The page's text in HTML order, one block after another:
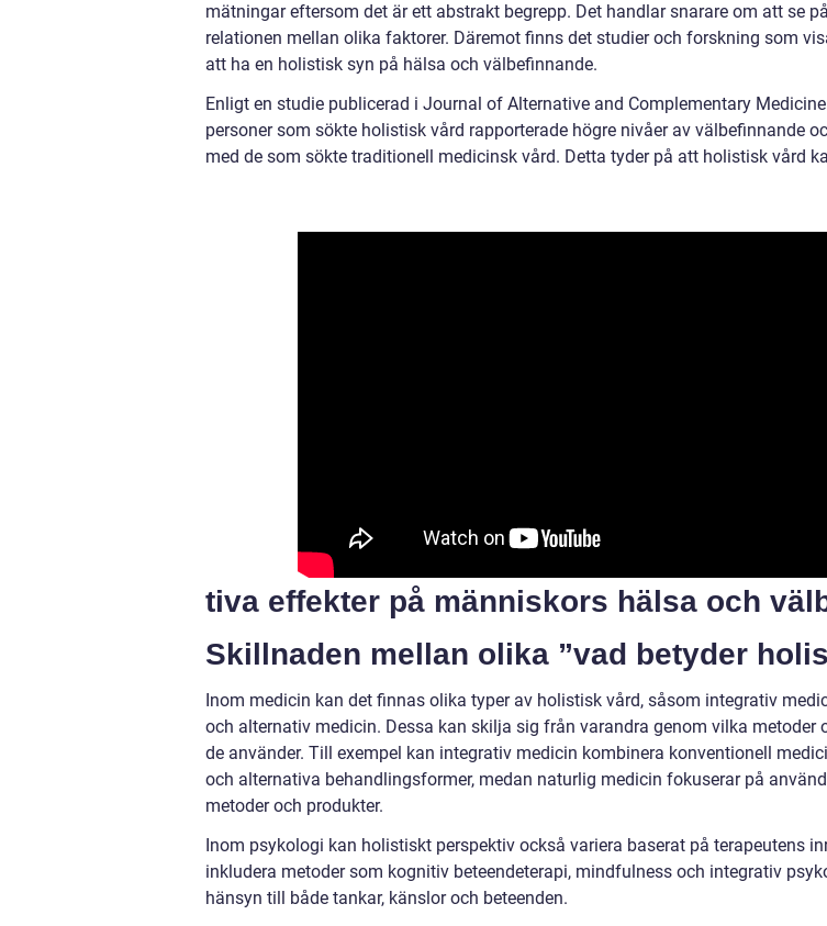
mätningar eftersom det är ett abstrakt begrepp. Det handlar snarare om att se
relationen mellan olika faktorer. Däremot finns det studier och forskning som
att ha en holistisk syn på hälsa och välbefinnande.
Enligt en studie publicerad i Journal of Alternative and Complementary
personer som sökte holistisk vård rapporterade högre nivåer av välbefinnande
med de som sökte traditionell medicinsk vård. Detta tyder på att holistisk vård
tiva effekter på människors hälsa och
Skillnaden mellan olika ”vad betyder
Inom medicin kan det finnas olika typer av holistisk vård, såsom integrativ
och alternativ medicin. Dessa kan skilja sig från varandra genom vilka metoder
de använder. Till exempel kan integrativ medicin kombinera konventionell
och alternativa behandlingsformer, medan naturlig medicin fokuserar på
metoder och produkter.
Inom psykologi kan holistiskt perspektiv också variera baserat på terapeutens
inkludera metoder som kognitiv beteendeterapi, mindfulness och integrativ
hänsyn till både tankar, känslor och beteenden.